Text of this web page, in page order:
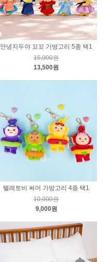
안녕자두야 꼬꼬 가방고리 5종 택1
15,000원
13,500원
텔레토비 써머 가방고리 4종 택1
10,000원
9,000원